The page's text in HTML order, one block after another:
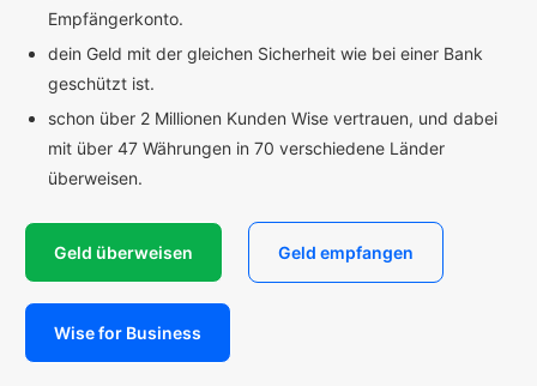
Empfängerkonto.
dein Geld mit der gleichen Sicherheit wie bei einer Bank
geschützt ist.
schon über 2 Millionen Kunden Wise vertrauen, und dabei
mit über 47 Währungen in 70 verschiedene Länder
überweisen.
Geld überweisen Geld empfangen
Wise for Business